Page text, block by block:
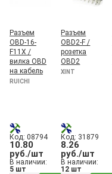
Разъем
OBD-16-
F11X /
вилка OBD
на кабель
RUICHI
Код: 08794
10.80
руб./шт
В наличии:
5 шт
Разъем
OBD2-F /
розетка
OBD2
XINT
Код: 31879
8.26
руб./шт
В наличии:
12 шт